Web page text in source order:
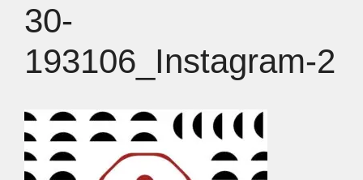
30-
193106_Instagram-2